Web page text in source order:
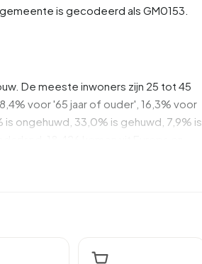
is gecodeerd als GM0153.
De meeste inwoners zijn 25 tot 45
voor '65 jaar of ouder', 16,3% voor
is ongehuwd, 33,0% is gehuwd, 7,9% is
per inkomensontvanger is
€35.800. Per inwoner ligt het